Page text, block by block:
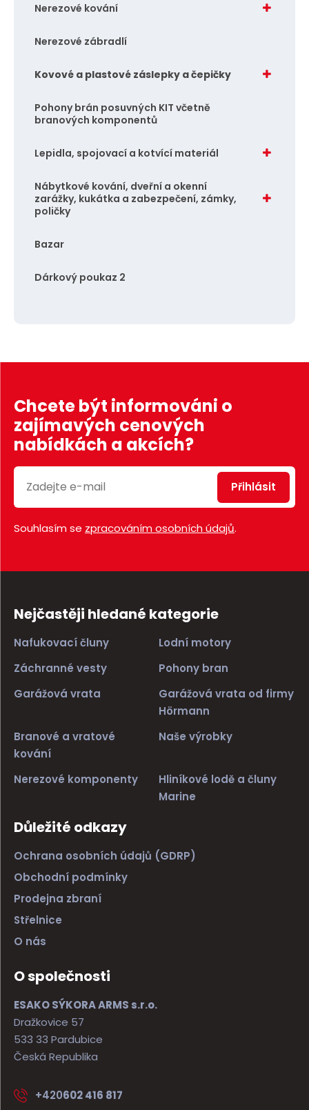
Nerezové kování
Nerezové zábradlí
Kovové a plastové záslepky a čepičky
Pohony brán posuvných KIT včetně
branových komponentů
Lepidla, spojovací a kotvící materiál
Nábytkové kování, dveřní a okenní
zarážky, kukátka a zabezpečení, zámky,
poličky
Bazar
Dárkový poukaz 2
Chcete být informováni o
zajímavých cenových
nabídkách a akcích?
Přihlásit
Souhlasím se zpracováním osobních údajů.
Nejčastěji hledané kategorie
Nafukovací čluny
Lodní motory
Záchranné vesty
Pohony bran
Garážová vrata
Garážová vrata od firmy
Hörmann
Branové a vratové
kování
Naše výrobky
Nerezové komponenty
Hliníkové lodě a čluny
Marine
Důležité odkazy
Ochrana osobních údajů (GDRP)
Obchodní podmínky
Prodejna zbraní
Střelnice
O nás
O společnosti
ESAKO SÝKORA ARMS s.r.o.
Dražkovice 57
533 33 Pardubice
Česká Republika
+420602 416 817